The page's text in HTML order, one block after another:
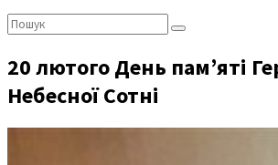
Пошук:
20 лютого День пам’яті
Небесної Сотні